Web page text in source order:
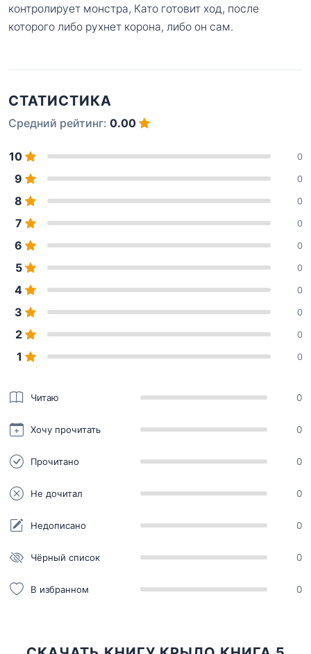
контролирует монстра, Като готовит ход, после
которого либо рухнет корона, либо он сам.
СТАТИСТИКА
Средний рейтинг: 0.00
10 0
9 0
8 0
7 0
6 0
5 0
4 0
3 0
2 0
1 0
Читаю 0
Хочу прочитать 0
Прочитано 0
Не дочитал 0
Недописано 0
Чёрный список 0
В избранном 0